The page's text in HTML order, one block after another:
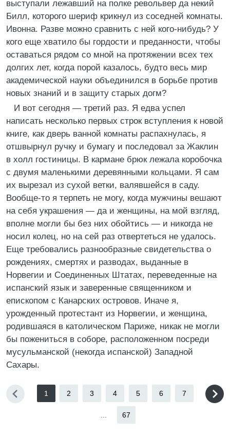
выступали лежавший на полке револьвер да некий
Билл, которого шериф крикнул из соседней комнаты.
Ивонна. Разве можно сравнить с ней кого-нибудь? У
кого еще хватило бы гордости и преданности, чтобы
оставаться рядом со мной на протяжении всех тех
долгих лет, когда порой казалось, будто весь мир
академической науки объединился в борьбе против
новых знаний и в защиту старых догм?
И вот сегодня — третий раз. Я едва успел
написать несколько первых строк вступления к новой
книге, как дверь ванной комнаты распахнулась, я
отшвырнул ручку и бумагу и последовал за Жаклин
в холл гостиницы. В кармане брюк лежала коробочка
с двумя маленькими деревянными кольцами. Я сам
их вырезал из сухой ветки, валявшейся в саду.
Вообще-то я терпеть не могу, когда мужчины вешают
на себя украшения — да и женщины, на мой взгляд,
вполне могли бы без них обойтись — и никогда не
носил колец, но на сей раз отвертеться не удалось.
Еще требовались разнообразные свидетельства о
рождениях, смертях и разводах, выданные в
Норвегии и Соединенных Штатах, переведенные на
испанский язык и заверенные священником и
епископом с Канарских островов. Иначе я,
урожденный протестант из Норвегии, и женщина,
родившаяся в католическом Париже, никак не могли
бы пожениться в соборе, расположенном посреди
мусульманской (некогда испанской) Западной
Сахары.
1 2 3 4 5 6 7
67